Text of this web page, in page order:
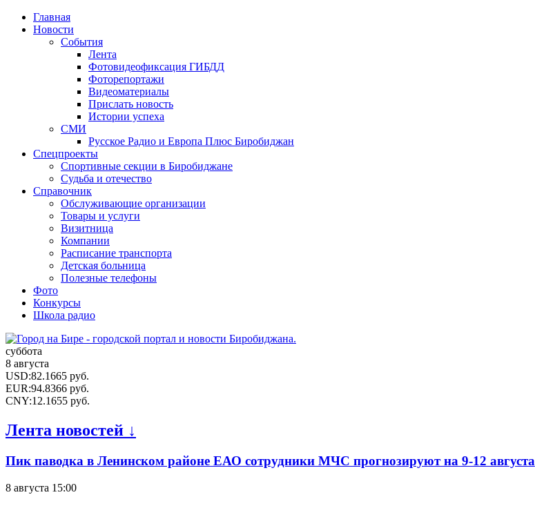
Главная
Новости
События
Лента
Фотовидеофиксация ГИБДД
Фоторепортажи
Видеоматериалы
Прислать новость
Истории успеха
СМИ
Русское Радио и Европа Плюс Биробиджан
Спецпроекты
Спортивные секции в Биробиджане
Судьба и отечество
Справочник
Обслуживающие организации
Товары и услуги
Визитница
Компании
Расписание транспорта
Детская больница
Полезные телефоны
Фото
Конкурсы
Школа радио
суббота
8 августа
USD:82.1665 руб.
EUR:94.8366 руб.
CNY:12.1655 руб.
Лента новостей ↓
Пик паводка в Ленинском районе ЕАО сотрудники МЧС прогнозируют на 9-12 августа
8 августа 15:00